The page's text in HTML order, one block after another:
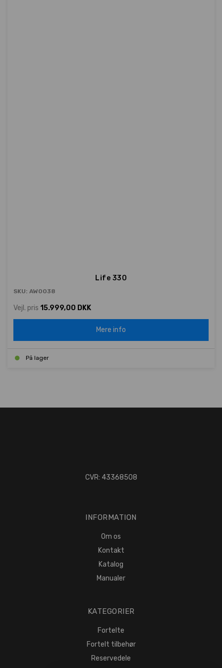
Life 330
SKU: AW0038
Vejl. pris 15.999,00 DKK
Mere info
På lager
CVR: 43368508
INFORMATION
Om os
Kontakt
Katalog
Manualer
KATEGORIER
Fortelte
Fortelt tilbehør
Reservedele